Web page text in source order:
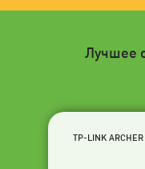
Лучшее
TP-LINK